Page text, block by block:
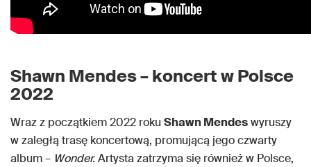
Shawn Mendes – koncert w Polsce
2022
Wraz z początkiem 2022 roku Shawn Mendeswyruszy
w zaległą trasę koncertową, promującą jego czwarty
album – Wonder.Artysta zatrzyma się również w Polsce,